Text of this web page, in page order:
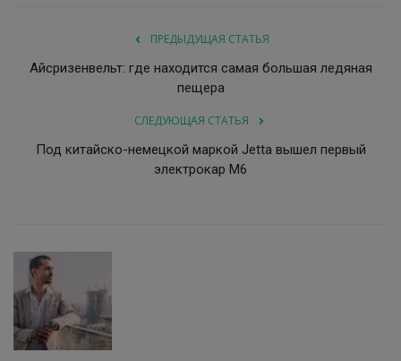
ПРЕДЫДУЩАЯ СТАТЬЯ
Айсризенвельт: где находится самая большая ледяная
пещера
СЛЕДУЮЩАЯ СТАТЬЯ
Под китайско-немецкой маркой Jetta вышел первый
электрокар M6